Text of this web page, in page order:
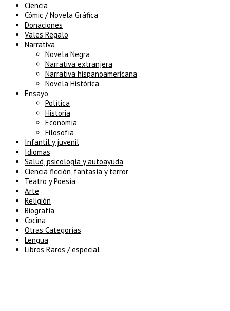
Ciencia
Cómic / Novela Gráfica
Donaciones
Vales Regalo
Narrativa
Novela Negra
Narrativa extranjera
Narrativa hispanoamericana
Novela Histórica
Ensayo
Política
Historia
Economía
Filosofía
Infantil y juvenil
Idiomas
Salud, psicología y autoayuda
Ciencia ficción, fantasía y terror
Teatro y Poesía
Arte
Religión
Biografía
Cocina
Otras Categorías
Lengua
Libros Raros / especial